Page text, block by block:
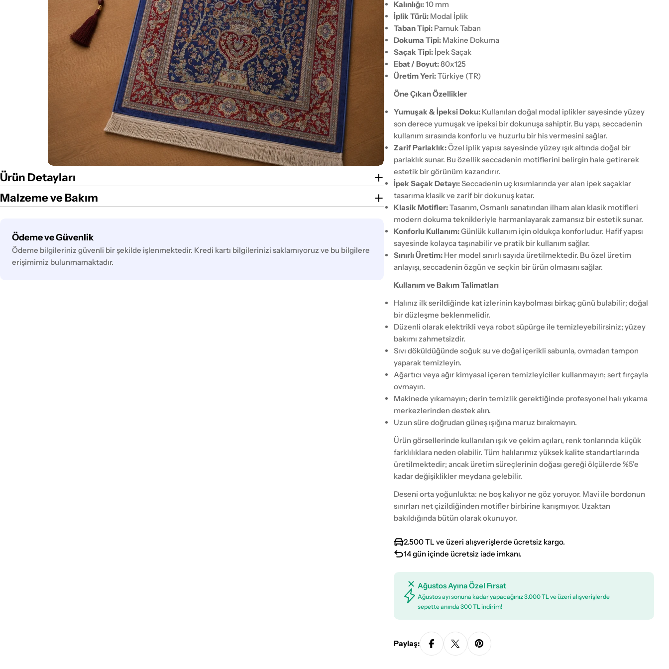
Ürün Detayları
Malzeme ve Bakım
Ödeme ve Güvenlik
Ödeme
yöntemleri
Ödeme bilgileriniz güvenli bir şekilde işlenmektedir. Kredi kartı bilgilerinizi saklamıyoruz ve bu bilgilere
erişimimiz bulunmamaktadır.
Kalınlığı:10 mm
İplik Türü: Modal İplik
Taban Tipi: Pamuk Taban
Dokuma Tipi: Makine Dokuma
Saçak Tipi: İpek Saçak
Ebat / Boyut:80x125
Üretim Yeri:Türkiye (TR)
Öne Çıkan Özellikler
Yumuşak & İpeksi Doku: Kullanılan doğal modal iplikler sayesinde yüzey
son derece yumuşak ve ipeksi bir dokunuşa sahiptir. Bu yapı, seccadenin
kullanım sırasında konforlu ve huzurlu bir his vermesini sağlar.
Zarif Parlaklık:Özel iplik yapısı sayesinde yüzey ışık altında doğal bir
parlaklık sunar. Bu özellik seccadenin motiflerini belirgin hale getirerek
estetik bir görünüm kazandırır.
İpek Saçak Detayı:Seccadenin uç kısımlarında yer alan ipek saçaklar
tasarıma klasik ve zarif bir dokunuş katar.
Klasik Motifler:Tasarım, Osmanlı sanatından ilham alan klasik motifleri
modern dokuma teknikleriyle harmanlayarak zamansız bir estetik sunar.
Konforlu Kullanım:Günlük kullanım için oldukça konforludur. Hafif yapısı
sayesinde kolayca taşınabilir ve pratik bir kullanım sağlar.
Sınırlı Üretim: Her model sınırlı sayıda üretilmektedir. Bu özel üretim
anlayışı, seccadenin özgün ve seçkin bir ürün olmasını sağlar.
Kullanım ve Bakım Talimatları
Halınız ilk serildiğinde kat izlerinin kaybolması birkaç günü bulabilir; doğal
bir düzleşme beklenmelidir.
Düzenli olarak elektrikli veya robot süpürge ile temizleyebilirsiniz; yüzey
bakımı zahmetsizdir.
Sıvı döküldüğünde soğuk su ve doğal içerikli sabunla, ovmadan tampon
yaparak temizleyin.
Ağartıcı veya ağır kimyasal içeren temizleyiciler kullanmayın; sert fırçayla
ovmayın.
Makinede yıkamayın; derin temizlik gerektiğinde profesyonel halı yıkama
merkezlerinden destek alın.
Uzun süre doğrudan güneş ışığına maruz bırakmayın.
Ürün görsellerinde kullanılan ışık ve çekim açıları, renk tonlarında küçük
farklılıklara neden olabilir. Tüm halılarımız yüksek kalite standartlarında
üretilmektedir; ancak üretim süreçlerinin doğası gereği ölçülerde %5'e
kadar değişiklikler meydana gelebilir.
Deseni orta yoğunlukta: ne boş kalıyor ne göz yoruyor. Mavi ile bordonun
sınırları net çizildiğinden motifler birbirine karışmıyor. Uzaktan
bakıldığında bütün olarak okunuyor.
2.500 TL ve üzeri alışverişlerde ücretsiz kargo.
14 gün içinde ücretsiz iade imkanı.
Ağustos Ayına Özel Fırsat
Ağustos ayı sonuna kadar yapacağınız 3.000 TL ve üzeri alışverişlerde
sepette anında 300 TL indirim!
Paylaş: